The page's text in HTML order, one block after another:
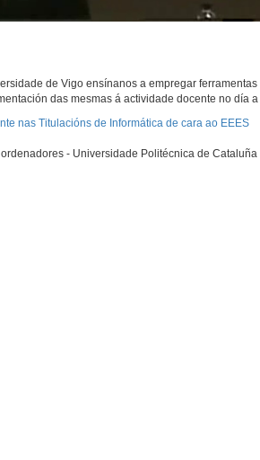
de Vigo ensínanos a empregar
das mesmas á actividade docente no día
nas Titulacións de Informática de cara ao EEES
- Universidade Politécnica de Cataluña